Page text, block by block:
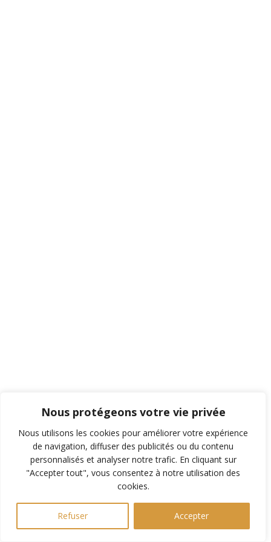
Nous protégeons votre vie privée
Nous utilisons les cookies pour améliorer votre expérience
de navigation, diffuser des publicités ou du contenu
personnalisés et analyser notre trafic. En cliquant sur
"Accepter tout", vous consentez à notre utilisation des
cookies.
Refuser Accepter